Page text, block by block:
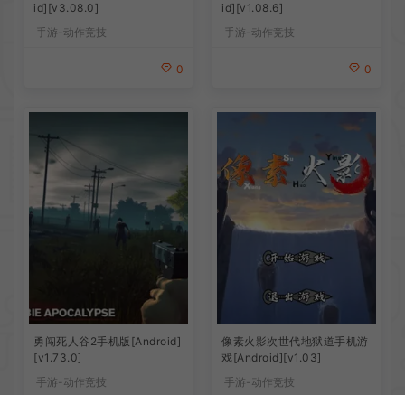
id][v3.08.0]
手游-动作竞技
0
id][v1.08.6]
手游-动作竞技
0
勇闯死人谷2手机版[Android]
[v1.73.0]
手游-动作竞技
像素火影次世代地狱道手机游
戏[Android][v1.03]
手游-动作竞技